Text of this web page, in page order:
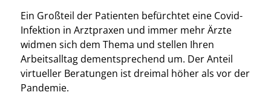
Ein Großteil der Patienten befürchtet eine Covid-
Infektion in Arztpraxen und immer mehr Ärzte
widmen sich dem Thema und stellen Ihren
Arbeitsalltag dementsprechend um. Der Anteil
virtueller Beratungen ist dreimal höher als vor der
Pandemie.